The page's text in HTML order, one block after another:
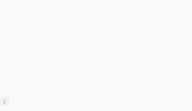
?